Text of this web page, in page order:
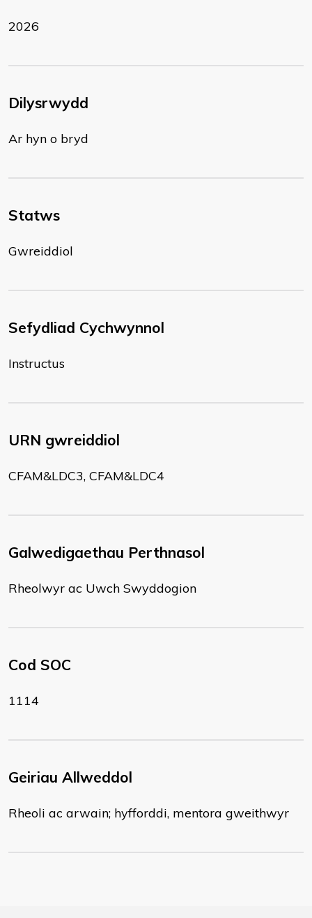
2026
Dilysrwydd
Ar hyn o bryd
Statws
Gwreiddiol
Sefydliad Cychwynnol
Instructus
URN gwreiddiol
CFAM&LDC3, CFAM&LDC4
Galwedigaethau Perthnasol
Rheolwyr ac Uwch Swyddogion
Cod SOC
1114
Geiriau Allweddol
Rheoli ac arwain; hyfforddi, mentora gweithwyr